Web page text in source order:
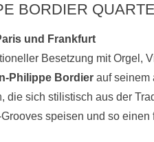
BORDIER
und Frankfurt
Besetzung mit Orgel,
Philippe Bordier auf seinem
die sich stilistisch aus der
speisen und so